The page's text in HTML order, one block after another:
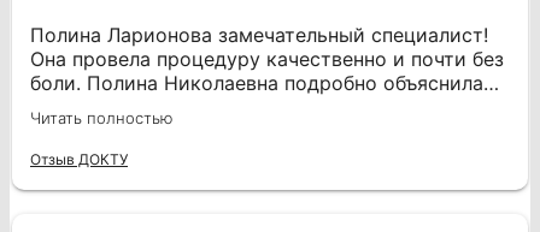
случаях.
Полина Ларионова замечательный специалист!
Она провела процедуру качественно и почти без
боли. Полина Николаевна подробно объяснила
все этапы работы и дала отличные
рекомендации по уходу за зубами. Я
определенно буду обращаться только к ней в
Читать полностью
Отзыв ДОКТУ